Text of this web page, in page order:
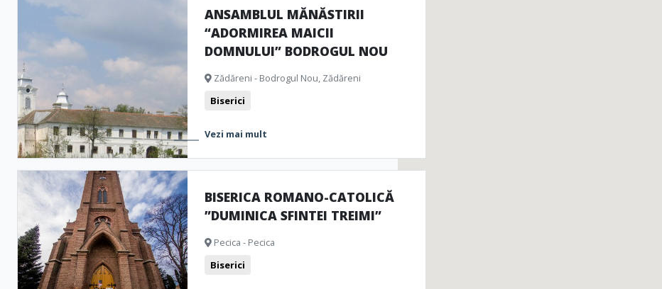
ANSAMBLUL MĂNĂSTIRII
“ADORMIREA MAICII
DOMNULUI” BODROGUL NOU
Zădăreni - Bodrogul Nou, Zădăreni
Biserici
Vezi mai mult
BISERICA ROMANO-CATOLICĂ
”DUMINICA SFINTEI TREIMI”
Pecica - Pecica
Biserici